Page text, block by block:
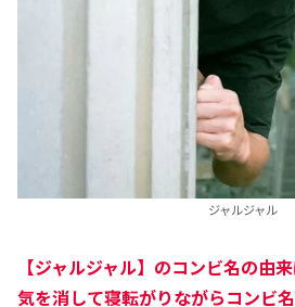
ジャルジャル
【ジャルジャル】のコンビ名の由
気を消して寝転がりながらコンビ